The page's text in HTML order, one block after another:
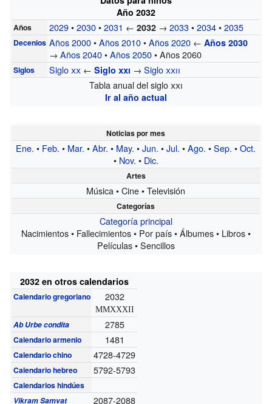
Año 2032
Años 2029•2030•2031 ←2032 →2033•2034•2035
Decenios Años 2000•Años 2010•Años 2020 ←Años 2030
→Años 2040•Años 2050• Años 2060
Siglos Sigloxx ←Sigloxxi →Sigloxxii
Tabla anual del sigloxxi
Ir al año actual
Noticias por mes
Ene. • Feb. • Mar. •Abr. • May. •Jun. •Jul. •Ago. •Sep. •Oct.
• Nov. • Dic.
Artes
Música • Cine • Televisión
Categorías
Categoría principal
Nacimientos • Fallecimientos • Por país • Álbumes • Libros •
Películas • Sencillos
2032 en otros calendarios
Calendario gregoriano 2032
MMXXXII
Ab Urbe condita 2785
Calendario armenio 1481
Calendario chino 4728-4729
Calendario hebreo 5792-5793
Calendarios hindúes
Vikram Samvat
2087-2088